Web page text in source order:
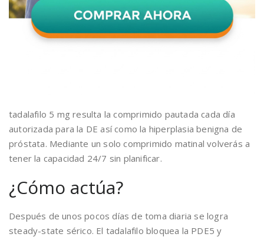
tadalafilo 5 mg resulta la comprimido pautada cada día
autorizada para la DE así como la hiperplasia benigna de
próstata. Mediante un solo comprimido matinal volverás a
tener la capacidad 24/7 sin planificar.
¿Cómo actúa?
Después de unos pocos días de toma diaria se logra
steady-state sérico. El tadalafilo bloquea la PDE5 y